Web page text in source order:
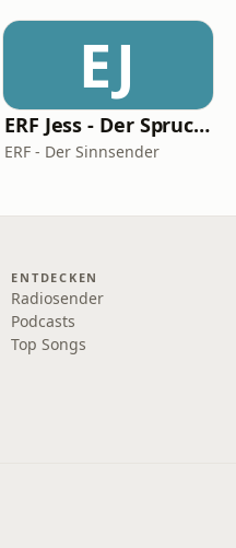
EJ
ERF Jess - Der Spruch des Tages
ERF - Der Sinnsender
ENTDECKEN
Radiosender
Podcasts
Top Songs